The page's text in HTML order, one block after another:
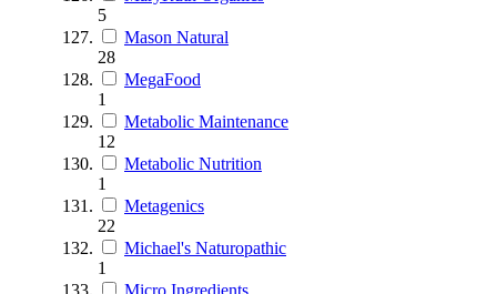
5
Mason Natural
28
MegaFood
1
Metabolic Maintenance
12
Metabolic Nutrition
1
Metagenics
22
Michael's Naturopathic
1
Micro Ingredients